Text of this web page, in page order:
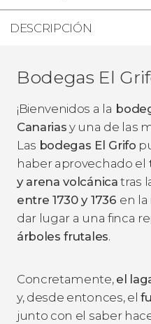
DESCRIPCIÓN
Bodegas El
¡Bienvenidos a la
Canarias y una de las
Las bodegas El Grifo
haber aprovechado el
y arena volcánica tras
entre 1730 y 1736 en la
dar lugar a una finca
árboles frutales.
Concretamente, el
y, desde entonces, el
junto con el saber